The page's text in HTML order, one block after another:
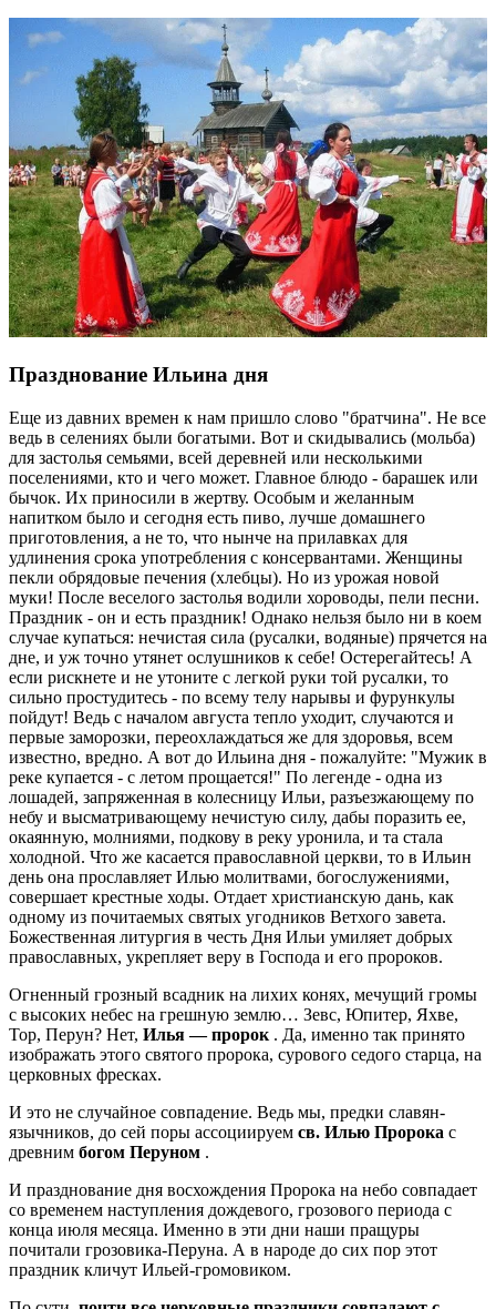
Празднование Ильина дня
Еще из давних времен к нам пришло слово "братчина". Не все
ведь в селениях были богатыми. Вот и скидывались (мольба)
для застолья семьями, всей деревней или несколькими
поселениями, кто и чего может. Главное блюдо - барашек или
бычок. Их приносили в жертву. Особым и желанным
напитком было и сегодня есть пиво, лучше домашнего
приготовления, а не то, что нынче на прилавках для
удлинения срока употребления с консервантами. Женщины
пекли обрядовые печения (хлебцы). Но из урожая новой
муки! После веселого застолья водили хороводы, пели песни.
Праздник - он и есть праздник! Однако нельзя было ни в коем
случае купаться: нечистая сила (русалки, водяные) прячется на
дне, и уж точно утянет ослушников к себе! Остерегайтесь! А
если рискнете и не утоните с легкой руки той русалки, то
сильно простудитесь - по всему телу нарывы и фурункулы
пойдут! Ведь с началом августа тепло уходит, случаются и
первые заморозки, переохлаждаться же для здоровья, всем
известно, вредно. А вот до Ильина дня - пожалуйте: "Мужик в
реке купается - с летом прощается!" По легенде - одна из
лошадей, запряженная в колесницу Ильи, разъезжающему по
небу и высматривающему нечистую силу, дабы поразить ее,
окаянную, молниями, подкову в реку уронила, и та стала
холодной. Что же касается православной церкви, то в Ильин
день она прославляет Илью молитвами, богослужениями,
совершает крестные ходы. Отдает христианскую дань, как
одному из почитаемых святых угодников Ветхого завета.
Божественная литургия в честь Дня Ильи умиляет добрых
православных, укрепляет веру в Господа и его пророков.
Огненный грозный всадник на лихих конях, мечущий громы
с высоких небес на грешную землю… Зевс, Юпитер, Яхве,
Тор, Перун? Нет, Илья — пророк . Да, именно так принято
изображать этого святого пророка, сурового седого старца, на
церковных фресках.
И это не случайное совпадение. Ведь мы, предки славян-
язычников, до сей поры ассоциируем св. Илью Пророка с
древним богом Перуном .
И празднование дня восхождения Пророка на небо совпадает
со временем наступления дождевого, грозового периода с
конца июля месяца. Именно в эти дни наши пращуры
почитали грозовика-Перуна. А в народе до сих пор этот
праздник кличут Ильей-громовиком.